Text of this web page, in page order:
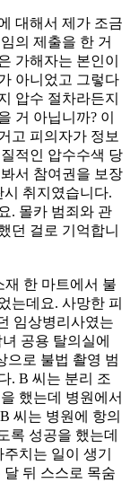
대해서 제가 조금
의 제출을 한 거
가해자는 본인이
아니었고 그렇다
압수 절차라든지
거 아닙니까? 이
고 피의자가 정보
적인 압수수색 당
서 참여권을 보장
취지였습니다.
. 몰카 범죄와 관
던 걸로 기억합니
재 한 마트에서 불
는데요. 사망한 피
임상병리사였는
공용 탈의실에
으로 불법 촬영 범
. B 씨는 분리 조
했는데 병원에서
씨는 병원에 항의
록 성공을 했는데
치는 일이 생기
뒤 스스로 목숨